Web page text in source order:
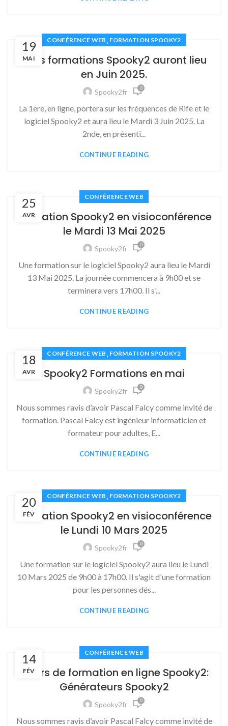
19
MAI
CONFÉRENCE WEB , FORMATION SPOOKY2
Trois formations Spooky2 auront lieu
en Juin 2025.
Spooky2fr 0
La 1ere, en ligne, portera sur les fréquences de Rife et le
logiciel Spooky2 et aura lieu le Mardi 3 Juin 2025. La
2nde, en présenti...
CONTINUE READING
25
AVR
CONFÉRENCE WEB
Formation Spooky2 en visioconférence
le Mardi 13 Mai 2025
Spooky2fr 0
Une formation sur le logiciel Spooky2 aura lieu le Mardi
13 Mai 2025. La journée commencera à 9h00 et se
terminera vers 17h00. Il s'...
CONTINUE READING
18
AVR
CONFÉRENCE WEB , FORMATION SPOOKY2
Spooky2 Formations en mai
Spooky2fr 0
Nous sommes ravis d’avoir Pascal Falcy comme invité de
formation. Pascal Falcy est ingénieur informaticien et
formateur pour adultes, E...
CONTINUE READING
20
FÉV
CONFÉRENCE WEB , FORMATION SPOOKY2
Formation Spooky2 en visioconférence
le Lundi 10 Mars 2025
Spooky2fr 0
Une formation sur le logiciel Spooky2 aura lieu le Lundi
10 Mars 2025 de 9h00 à 17h00. Il s'agit d'une formation
pour les personnes dés...
CONTINUE READING
14
FÉV
CONFÉRENCE WEB
Cours de formation en ligne Spooky2:
Générateurs Spooky2
Spooky2fr 0
Nous sommes ravis d’avoir Pascal Falcy comme invité de